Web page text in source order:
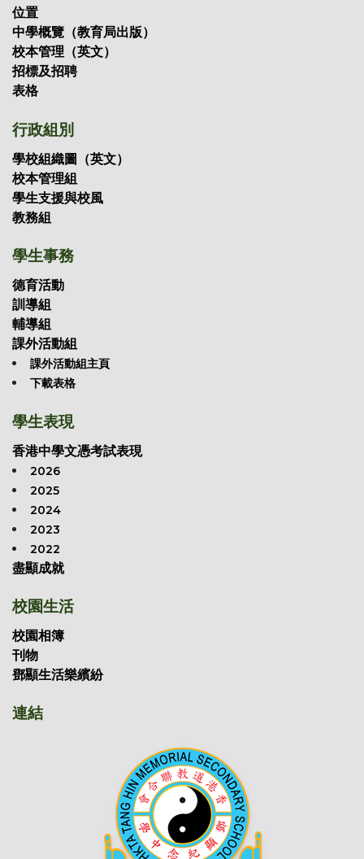
位置
中學概覽（教育局出版）
校本管理（英文）
招標及招聘
表格
行政組別
學校組織圖（英文）
校本管理組
學生支援與校風
教務組
學生事務
德育活動
訓導組
輔導組
課外活動組
課外活動組主頁
下載表格
學生表現
香港中學文憑考試表現
2026
2025
2024
2023
2022
盡顯成就
校園生活
校園相簿
刊物
鄧顯生活樂繽紛
連結